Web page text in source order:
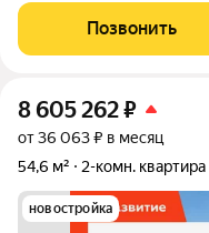
ТЕЛЕВИЗОР на кухню.
Левобережном районе г.
Позвонить
8 605 262₽
от 36 063 ₽ в месяц
54,6 м²
2-комн. квартира
новостройка